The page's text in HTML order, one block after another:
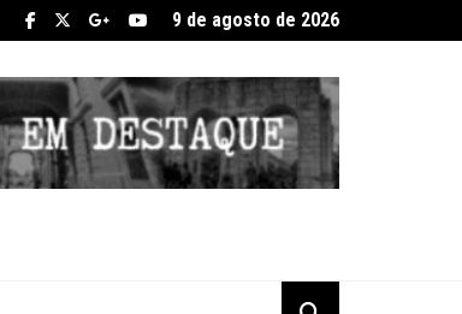
9 de agosto de 2026